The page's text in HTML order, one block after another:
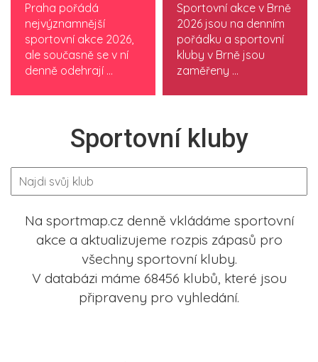
Praha pořádá
nejvýznamnější
sportovní akce 2026,
ale současně se v ní
denně odehrají ...
Sportovní akce v Brně
2026 jsou na denním
pořádku a sportovní
kluby v Brně jsou
zaměřeny ...
Sportovní kluby
Na sportmap.cz denně vkládáme sportovní
akce a aktualizujeme rozpis zápasů pro
všechny sportovní kluby.
V databázi máme 68456 klubů, které jsou
připraveny pro vyhledání.